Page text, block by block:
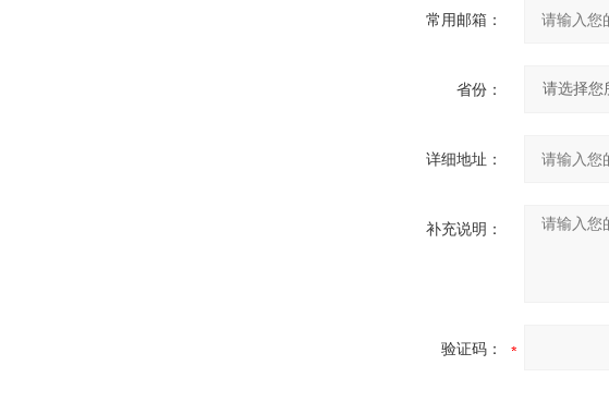
常用邮箱：
省份：
详细地址：
补充说明：
验证码：